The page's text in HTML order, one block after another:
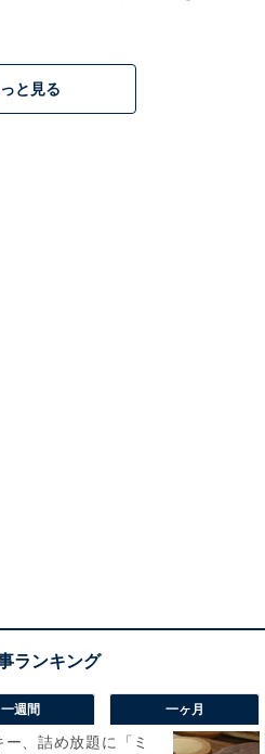
、宗介の母・リサが2人の
と見る
一週間 一ヶ月
、詰め放題に「ミ